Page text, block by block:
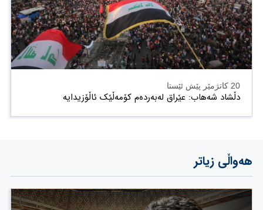
20 کاتژمێر پێش ئێستا
دڵشاد شەهاب: عێراق لەبەردەم کۆمەڵێک ئاڵۆزیدایە
هەواڵی زیاتر